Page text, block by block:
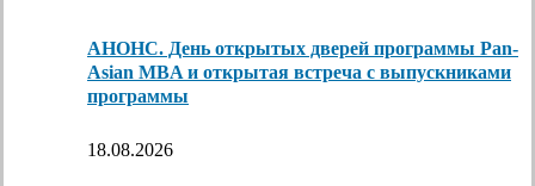
АНОНС. День открытых дверей программы Pan-
Asian MBA и открытая встреча с выпускниками
программы
18.08.2026